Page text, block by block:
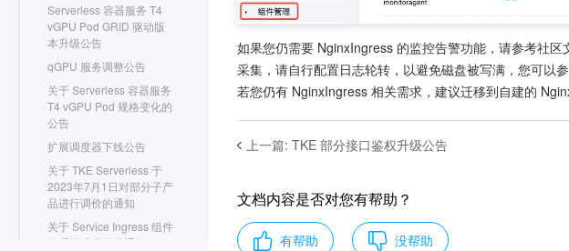
Serverless 容器服务 T4
vGPU Pod GRID 驱动版
本升级公告
qGPU 服务调整公告
关于 Serverless 容器服务
T4 vGPU Pod 规格变化的
公告
扩展调度器下线公告
关于 TKE Serverless 于
2023年7月1日对部分子产
品进行调价的通知
关于 Service Ingress 组件
管理模式升级的通知
如果您仍需要 NginxIngress 的监控告警功能，请参考社
采集，请自行配置日志轮转，以避免磁盘被写满，您可以
若您仍有 NginxIngress 相关需求，建议迁移到自建的
上一篇: TKE 部分接口鉴权升级公告
文档内容是否对您有帮助？
有帮助 没帮助